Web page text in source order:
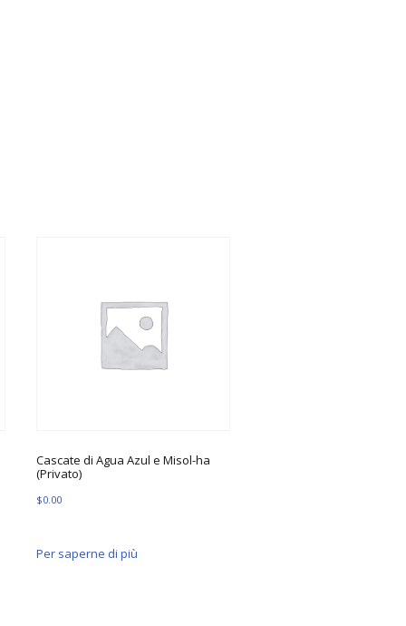
Cascate di Agua Azul e Misol-ha
(Privato)
$0.00
Per saperne di più